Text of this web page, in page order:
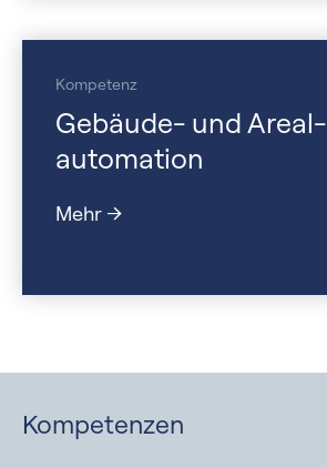
Kompetenz
Gebäude- und Areal­
automation
Mehr
Kompetenzen